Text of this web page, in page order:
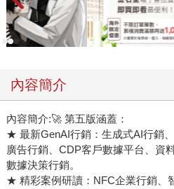
內容簡介
內容簡介:🚀 第五版涵蓋：
★ 最新GenAI行銷：生成式AI行銷
廣告行銷、CDP客戶數據平台、資
數據決策行銷。
★ 精彩案例研讀：NFC企業行銷、